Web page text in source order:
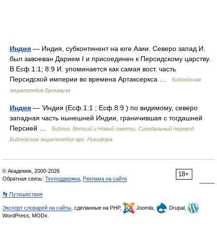
Индия — Индия, субконтинент на юге Азии. Северо запад И.
был завоеван Дарием I и присоединен к Персидскому царству.
В Есф 1:1; 8:9 И. упоминается как самая вост. часть
Персидской империи во времена Артаксеркса …
Библейская
энциклопедия Брокгауза
Индия — ’Индия (Есф.1:1 ; Есф.8:9 ) по видимому, северо
западная часть нынешней Индии, граничившая с тогдашней
Персией …
Библия. Ветхий и Новый заветы. Синодальный перевод.
Библейская энциклопедия арх. Никифора.
18+
© Академик, 2000-2026
Обратная связь: Техподдержка Реклама на сайте
👣 Путешествия
Экспорт словарей на сайты , сделанные на PHP, Joomla,
Drupal,
WordPress, MODx.